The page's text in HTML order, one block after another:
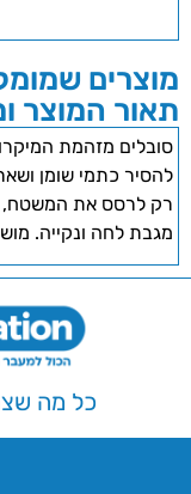
מוצרים
תאור המוצר
להסיר כתמי שומן
מגבת לחה ונקייה.
כל מה